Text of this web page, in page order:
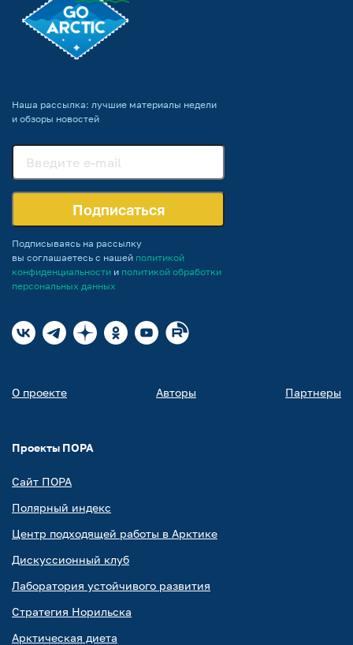
Наша рассылка: лучшие материалы недели
и обзоры новостей
Подписаться
Подписываясь на рассылку
вы соглашаетесь с нашей политикой
конфиденциальности и политикой обработки
персональных данных
О проекте Авторы Партнеры
Проекты ПОРА
Сайт ПОРА
Полярный индекс
Центр подходящей работы в Арктике
Дискуссионный клуб
Лаборатория устойчивого развития
Стратегия Норильска
Арктическая диета